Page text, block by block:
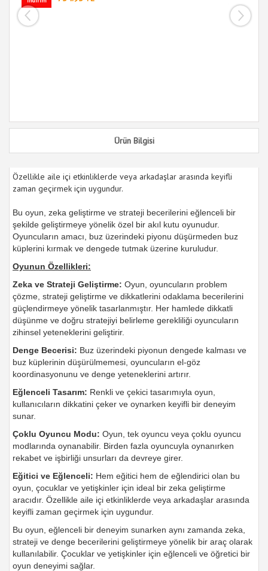
Ürün Bilgisi
Özellikle aile içi etkinliklerde veya arkadaşlar arasında keyifli
zaman geçirmek için uygundur.
Bu oyun, zeka geliştirme ve strateji becerilerini eğlenceli bir
şekilde geliştirmeye yönelik özel bir akıl kutu oyunudur.
Oyuncuların amacı, buz üzerindeki piyonu düşürmeden buz
küplerini kırmak ve dengede tutmak üzerine kuruludur.
Oyunun Özellikleri:
Zeka ve Strateji Geliştirme: Oyun, oyuncuların problem
çözme, strateji geliştirme ve dikkatlerini odaklama becerilerini
güçlendirmeye yönelik tasarlanmıştır. Her hamlede dikkatli
düşünme ve doğru stratejiyi belirleme gerekliliği oyuncuların
zihinsel yeteneklerini geliştirir.
Denge Becerisi: Buz üzerindeki piyonun dengede kalması ve
buz küplerinin düşürülmemesi, oyuncuların el-göz
koordinasyonunu ve denge yeteneklerini artırır.
Eğlenceli Tasarım: Renkli ve çekici tasarımıyla oyun,
kullanıcıların dikkatini çeker ve oynarken keyifli bir deneyim
sunar.
Çoklu Oyuncu Modu: Oyun, tek oyuncu veya çoklu oyuncu
modlarında oynanabilir. Birden fazla oyuncuyla oynanırken
rekabet ve işbirliği unsurları da devreye girer.
Eğitici ve Eğlenceli: Hem eğitici hem de eğlendirici olan bu
oyun, çocuklar ve yetişkinler için ideal bir zeka geliştirme
aracıdır. Özellikle aile içi etkinliklerde veya arkadaşlar arasında
keyifli zaman geçirmek için uygundur.
Bu oyun, eğlenceli bir deneyim sunarken aynı zamanda zeka,
strateji ve denge becerilerini geliştirmeye yönelik bir araç olarak
kullanılabilir. Çocuklar ve yetişkinler için eğlenceli ve öğretici bir
oyun deneyimi sağlar.